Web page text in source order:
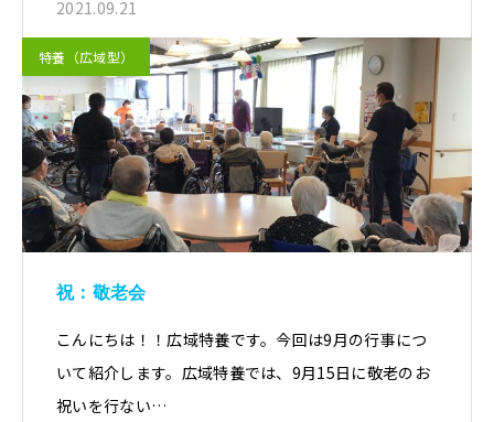
2021.09.21
特養（広域型）
祝：敬老会
こんにちは！！広域特養です。今回は9月の行事につ
いて紹介します。広域特養では、9月15日に敬老のお
祝いを行ない…